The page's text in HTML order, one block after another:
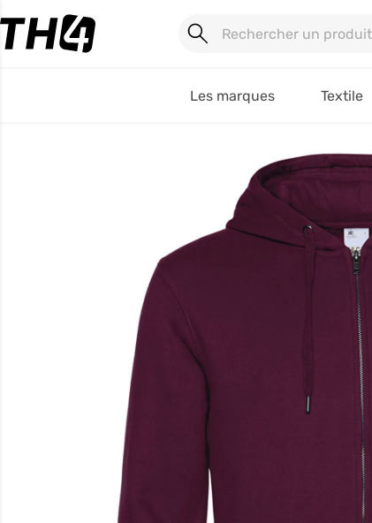
Les marques Textile